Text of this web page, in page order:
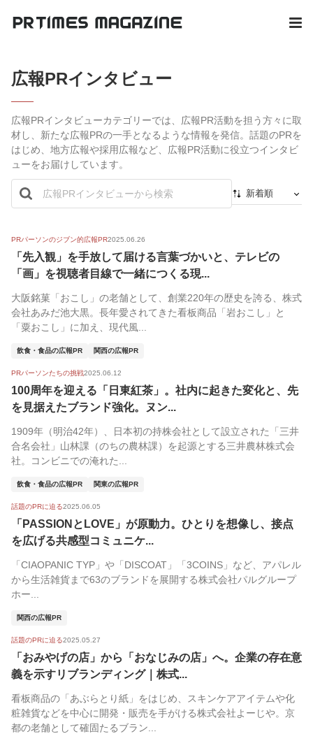
広報PRインタビュー
広報PRインタビューカテゴリーでは、広報PR活動を担う方々に取
材し、新たな広報PRの一手となるような情報を発信。話題のPRを
はじめ、地方広報や採用広報など、広報PR活動に役立つインタビ
ューをお届けしています。
新着順
人気順
PRパーソンのジブン的広報PR2025.06.26
「先入観」を手放して届ける言葉づかいと、テレビの
「画」を視聴者目線で一緒につくる現...
大阪銘菓「おこし」の老舗として、創業220年の歴史を誇る、株式
会社あみだ池大黒。長年愛されてきた看板商品「岩おこし」と
「粟おこし」に加え、現代風...
飲食・食品の広報PR 関西の広報PR
PRパーソンたちの挑戦2025.06.12
100周年を迎える「日東紅茶」。社内に起きた変化と、先
を見据えたブランド強化。ヌン...
1909年（明治42年）、日本初の持株会社として設立された「三井
合名会社」山林課（のちの農林課）を起源とする三井農林株式会
社。コンビニでの淹れた...
飲食・食品の広報PR 関東の広報PR
話題のPRに迫る2025.06.05
「PASSIONとLOVE」が原動力。ひとりを想像し、接点
を広げる共感型コミュニケ...
「CIAOPANIC TYP」や「DISCOAT」「3COINS」など、アパレル
から生活雑貨まで63のブランドを展開する株式会社パルグループ
ホー...
関西の広報PR
話題のPRに迫る2025.05.27
「おみやげの店」から「おなじみの店」へ。企業の存在意
義を示すリブランディング｜株式...
看板商品の「あぶらとり紙」をはじめ、スキンケアアイテムや化
粧雑貨などを中心に開発・販売を手がける株式会社よーじや。京
都の老舗として確固たるブラン...